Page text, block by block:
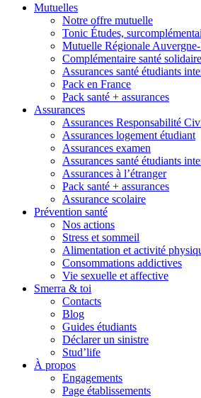
Mutuelles
Notre offre mutuelle
Tonic Études,
Mutuelle Régionale
Complémentaire santé solidaire
Assurances santé étudiants
Pack en France
Pack santé + assurances
Assurances
Assurances Responsabilité
Assurances logement étudiant
Assurances examen
Assurances santé étudiants
Assurances à l’étranger
Pack santé + assurances
Assurance scolaire
Prévention santé
Nos actions
Stress et sommeil
Alimentation et activité
Consommations addictives
Vie sexuelle et affective
Smerra & toi
Contacts
Blog
Guides étudiants
Déclarer un sinistre
Stud’life
À propos
Engagements
Page établissements